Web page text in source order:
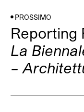
PROSSIMO
Reporting
La
–